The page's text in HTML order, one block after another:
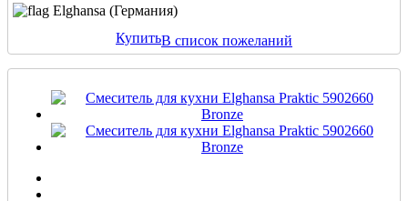
Elghansa (Германия)
КупитьВ список пожеланий